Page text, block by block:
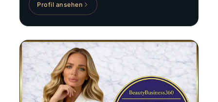
Profil ansehen